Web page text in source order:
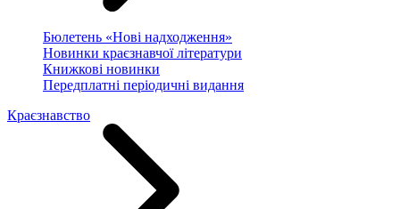
Бюлетень «Нові надходження»
Новинки краєзнавчої літератури
Книжкові новинки
Передплатні періодичні видання
Краєзнавство